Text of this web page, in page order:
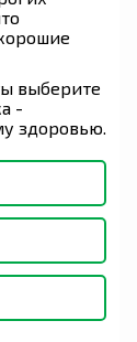
выберите
-
здоровью.
в
При